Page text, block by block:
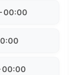
00:00
00:00